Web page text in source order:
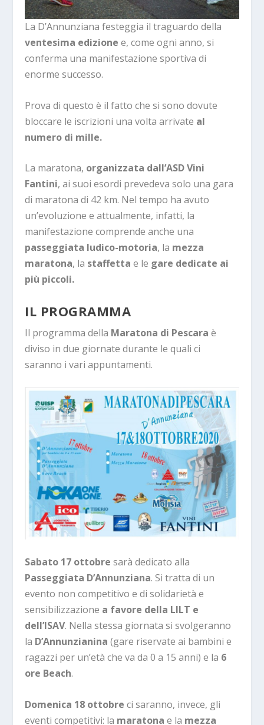
La D’Annunziana festeggia il traguardo della
ventesima edizione e, come ogni anno, si
conferma una manifestazione sportiva di
enorme successo.
Prova di questo è il fatto che si sono dovute
bloccare le iscrizioni una volta arrivate al
numero di mille.
La maratona, organizzata dall’ASD Vini
Fantini, ai suoi esordi prevedeva solo una gara
di maratona di 42 km. Nel tempo ha avuto
un’evoluzione e attualmente, infatti, la
manifestazione comprende anche una
passeggiata ludico-motoria, la mezza
maratona, la staffetta e le gare dedicate ai
più piccoli.
IL PROGRAMMA
Il programma della Maratona di Pescara è
diviso in due giornate durante le quali ci
saranno i vari appuntamenti.
Sabato 17 ottobre sarà dedicato alla
Passeggiata D’Annunziana. Si tratta di un
evento non competitivo e di solidarietà e
sensibilizzazione a favore della LILT e
dell’ISAV. Nella stessa giornata si svolgeranno
la D’Annunzianina (gare riservate ai bambini e
ragazzi per un’età che va da 0 a 15 anni) e la 6
ore Beach.
Domenica 18 ottobre ci saranno, invece, gli
eventi competitivi: la maratona e la mezza